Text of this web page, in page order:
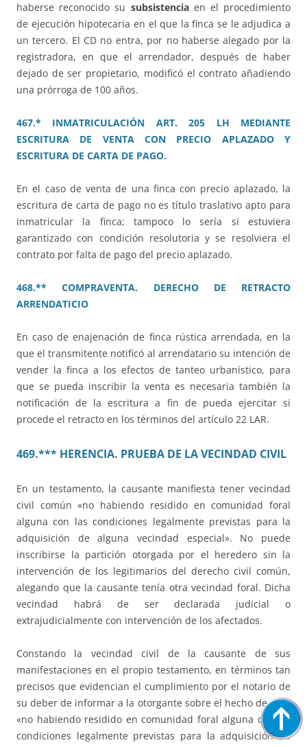
haberse reconocido su subsistenciaen el procedimiento
de ejecución hipotecaria en el que la finca se le adjudica a
un tercero. El CD no entra, por no haberse alegado por la
registradora, en que el arrendador, después de haber
dejado de ser propietario, modificó el contrato añadiendo
una prórroga de 100 años.
467.* INMATRICULACIÓN ART. 205 LH MEDIANTE
ESCRITURA DE VENTA CON PRECIO APLAZADO Y
ESCRITURA DE CARTA DE PAGO.
En el caso de venta de una finca con precio aplazado, la
escritura de carta de pago no es título traslativo apto para
inmatricular la finca; tampoco lo sería si estuviera
garantizado con condición resolutoria y se resolviera el
contrato por falta de pago del precio aplazado.
468.** COMPRAVENTA. DERECHO DE RETRACTO
ARRENDATICIO
En caso de enajenación de finca rústica arrendada, en la
que el transmitente notificó al arrendatario su intención de
vender la finca a los efectos de tanteo urbanístico, para
que se pueda inscribir la venta es necesaria también la
notificación de la escritura a fin de pueda ejercitar si
procede el retracto en los términos del artículo 22 LAR.
469.*** HERENCIA. PRUEBA DE LA VECINDAD CIVIL
En un testamento, la causante manifiesta tener vecindad
civil común «no habiendo residido en comunidad foral
alguna con las condiciones legalmente previstas para la
adquisición de alguna vecindad especial». No puede
inscribirse la partición otorgada por el heredero sin la
intervención de los legitimarios del derecho civil común,
alegando que la causante tenía otra vecindad foral. Dicha
vecindad habrá de ser declarada judicial o
extrajudicialmente con intervención de los afectados.
Constando la vecindad civil de la causante de sus
manifestaciones en el propio testamento, en términos tan
precisos que evidencian el cumplimiento por el notario de
su deber de informar a la otorgante sobre el hecho de que,
«no habiendo residido en comunidad foral alguna con las
condiciones legalmente previstas para la adquisición de